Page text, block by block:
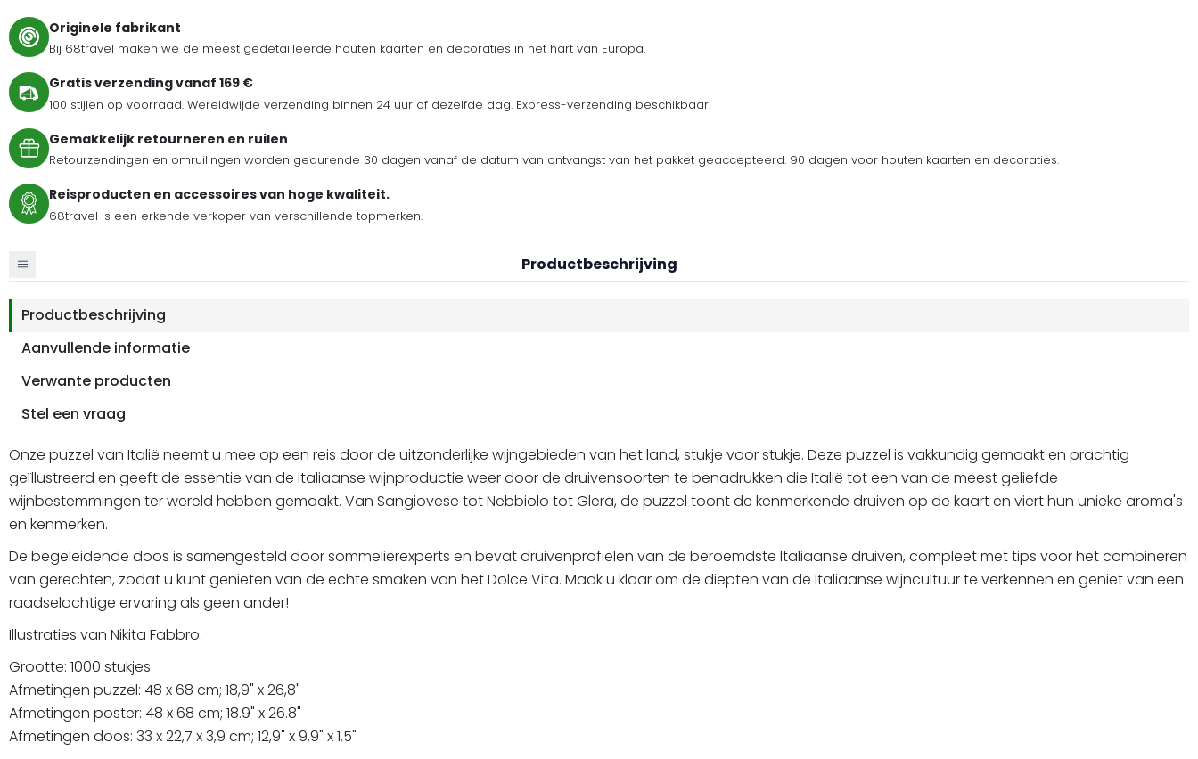
Originele fabrikant
Bij 68travel maken we de meest gedetailleerde houten kaarten en decoraties in het hart van Europa.
Gratis verzending vanaf 169 €
100 stijlen op voorraad. Wereldwijde verzending binnen 24 uur of dezelfde dag. Express-verzending beschikbaar.
Gemakkelijk retourneren en ruilen
Retourzendingen en omruilingen worden gedurende 30 dagen vanaf de datum van ontvangst van het pakket geaccepteerd. 90 dagen voor houten kaarten en decoraties.
Reisproducten en accessoires van hoge kwaliteit.
68travel is een erkende verkoper van verschillende topmerken.
Productbeschrijving
Productbeschrijving
Aanvullende informatie
Verwante producten
Stel een vraag
Onze puzzel van Italië neemt u mee op een reis door de uitzonderlijke wijngebieden van het land, stukje voor stukje. Deze puzzel is vakkundig gemaakt en prachtig
geïllustreerd en geeft de essentie van de Italiaanse wijnproductie weer door de druivensoorten te benadrukken die Italië tot een van de meest geliefde
wijnbestemmingen ter wereld hebben gemaakt. Van Sangiovese tot Nebbiolo tot Glera, de puzzel toont de kenmerkende druiven op de kaart en viert hun unieke aroma's
en kenmerken.
De begeleidende doos is samengesteld door sommelierexperts en bevat druivenprofielen van de beroemdste Italiaanse druiven, compleet met tips voor het combineren
van gerechten, zodat u kunt genieten van de echte smaken van het Dolce Vita. Maak u klaar om de diepten van de Italiaanse wijncultuur te verkennen en geniet van een
raadselachtige ervaring als geen ander!
Illustraties van Nikita Fabbro.
Grootte: 1000 stukjes
Afmetingen puzzel: 48 x 68 cm; 18,9" x 26,8"
Afmetingen poster: 48 x 68 cm; 18.9" x 26.8"
Afmetingen doos: 33 x 22,7 x 3,9 cm; 12,9" x 9,9" x 1,5"